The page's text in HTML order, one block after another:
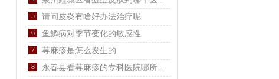
5 请问皮炎有啥好办法治疗呢
6 鱼鳞病对季节变化的敏感性
7 荨麻疹是怎么发生的
8 永春县看荨麻疹的专科医院哪所...